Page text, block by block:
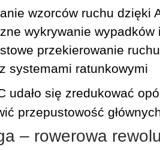
wzorców ruchu dzięki
wykrywanie wypadków
przekierowanie
systemami ratunkowymi
udało się zredukować
przepustowość
– rowerowa